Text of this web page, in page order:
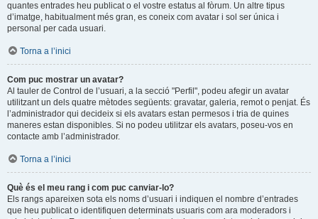
quantes entrades heu publicat o el vostre estatus al fòrum. Un altre tipus
d’imatge, habitualment més gran, es coneix com avatar i sol ser única i
personal per cada usuari.
Torna a l’inici
Com puc mostrar un avatar?
Al tauler de Control de l’usuari, a la secció "Perfil", podeu afegir un avatar
utilitzant un dels quatre mètodes següents: gravatar, galeria, remot o penjat. És
l’administrador qui decideix si els avatars estan permesos i tria de quines
maneres estan disponibles. Si no podeu utilitzar els avatars, poseu-vos en
contacte amb l’administrador.
Torna a l’inici
Què és el meu rang i com puc canviar-lo?
Els rangs apareixen sota els noms d’usuari i indiquen el nombre d’entrades
que heu publicat o identifiquen determinats usuaris com ara moderadors i